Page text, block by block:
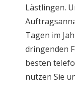
Lästlingen.
Tagen im Jahr zu für Sie
dringenden
besten